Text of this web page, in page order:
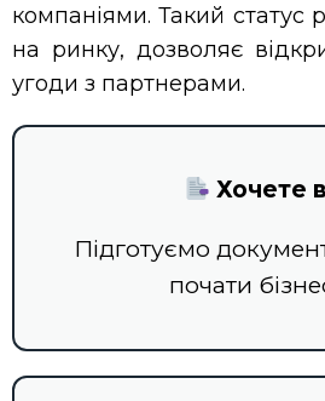
компаніями. Такий статус
на ринку, дозволяє
угоди з партнерами.
Хочете
Підготуємо
почати